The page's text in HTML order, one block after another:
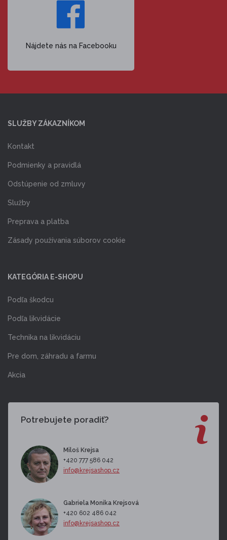
Nájdete nás na Facebooku
SLUŽBY ZÁKAZNÍKOM
Kontakt
Podmienky a pravidlá
Odstúpenie od zmluvy
Služby
Preprava a platba
Zásady používania súborov cookie
KATEGÓRIA E-SHOPU
Podľa škodcu
Podľa likvidácie
Technika na likvidáciu
Pre dom, záhradu a farmu
Akcia
Potrebujete poradiť?
Miloš Krejsa
+420 777 586 042
info@krejsashop.cz
Gabriela Monika Krejsová
+420 602 486 042
info@krejsashop.cz